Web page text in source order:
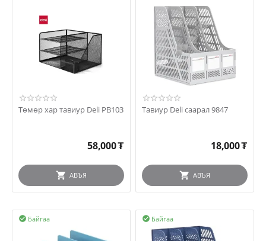
Төмөр хар тавиур Deli PB103
58,000₮
АВЪЯ
Тавиур Deli саарал 9847
18,000₮
АВЪЯ
Байгаа
 Байгаа
